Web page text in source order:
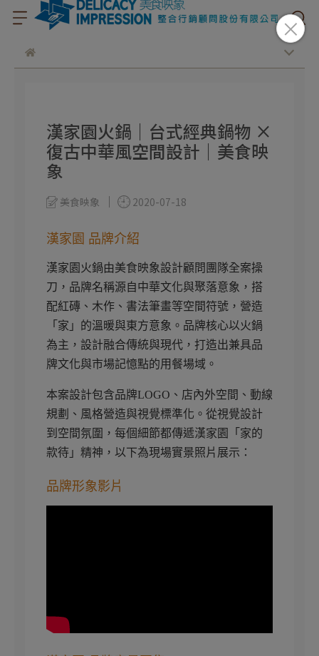
漢家園火鍋｜台式經典鍋物 ×
復古中華風空間設計｜美食映
象
美食映象 2020-07-18
漢家園 品牌介紹
漢家園火鍋由美食映象設計顧問團隊全案操
刀，品牌名稱源自中華文化與聚落意象，搭
配紅磚、木作、書法筆畫等空間符號，營造
「家」的溫暖與東方意象。品牌核心以火鍋
為主，設計融合傳統與現代，打造出兼具品
牌文化與市場記憶點的用餐場域。
本案設計包含品牌LOGO、店內外空間、動線
規劃、風格營造與視覺標準化。從視覺設計
到空間氛圍，每個細節都傳遞漢家園「家的
款待」精神，以下為現場實景照片展示：
品牌形象影片